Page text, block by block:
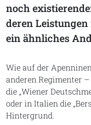
noch
deren
ein ähnliches
Wie auf der
anderen Regimenter –
die „Wiener
oder in Italien die
Hintergrund.